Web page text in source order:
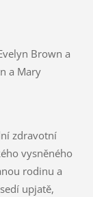
Brown a
a Mary
zdravotní
vysněného
rodinu a
upjatě,